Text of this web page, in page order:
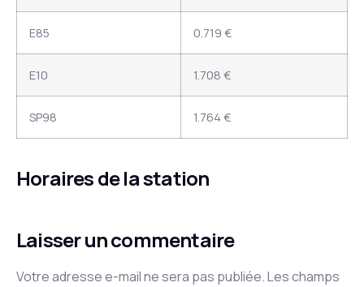
E85 0.719 €
E10 1.708 €
SP98 1.764 €
Horaires de la station
Laisser un commentaire
Votre adresse e-mail ne sera pas publiée.Les champs